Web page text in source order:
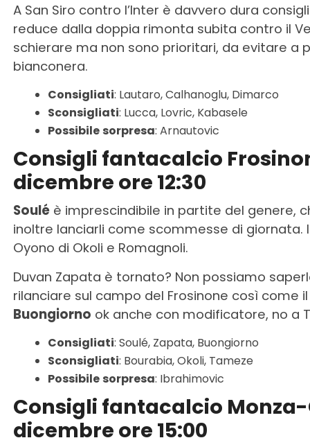
A San Siro contro l’Inter è davvero dura
reduce dalla doppia rimonta subita contro il
schierare ma non sono prioritari, da evitare a
bianconera.
Consigliati: Lautaro, Calhanoglu, Dimarco
Sconsigliati: Lucca, Lovric, Kabasele
Possibile sorpresa: Arnautovic
Consigli fantacalcio
dicembre ore 12:30
Souléè imprescindibile in partite del genere,
inoltre lanciarli come scommesse di giornata.
Oyono di Okoli e Romagnoli.
Duvan Zapata è tornato? Non possiamo
rilanciare sul campo del Frosinone così come
Buongiorno ok anche con modificatore, no a
Consigliati: Soulé, Zapata, Buongiorno
Sconsigliati: Bourabia, Okoli, Tameze
Possibile sorpresa: Ibrahimovic
Consigli fantacalcio Monza-
dicembre ore 15:00